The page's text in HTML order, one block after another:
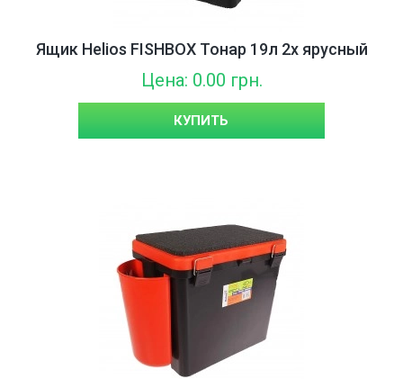
Ящик Helios FISHBOX Тонар 19л 2х ярусный
Цена: 0.00 грн.
КУПИТЬ